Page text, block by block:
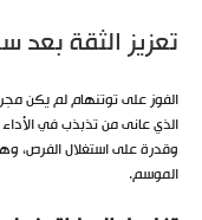
تعزيز الثقة بعد
الفوز على توتنهام لم يكن
الذي عانى من تذبذب في الأداء
وقدرة على استغلال الفرص،
الموسم.